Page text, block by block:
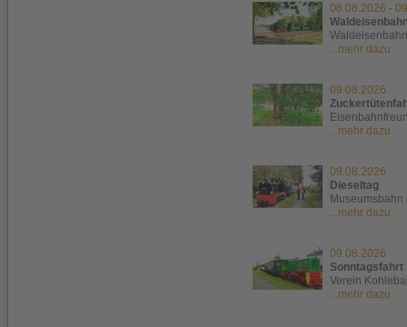
08.08.2026 -
...mehr dazu
09.08.2026
...mehr dazu
09.08.2026
Dieseltag
...mehr dazu
09.08.2026
Verein
...mehr dazu